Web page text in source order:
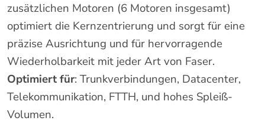
zusätzlichen Motoren (6 Motoren insgesamt)
optimiert die Kernzentrierung und sorgt für eine
präzise Ausrichtung und für hervorragende
Wiederholbarkeit mit jeder Art von Faser.
Optimiert für: Trunkverbindungen, Datacenter,
Telekommunikation, FTTH, und hohes Spleiß-
Volumen.